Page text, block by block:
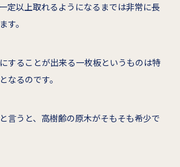
定以上取れるようになるまでは非常に長
す。
することが出来る一枚板というものは特
なるのです。
言うと、高樹齢の原木がそもそも希少で